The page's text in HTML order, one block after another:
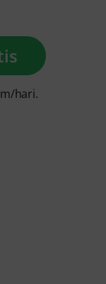
hari.